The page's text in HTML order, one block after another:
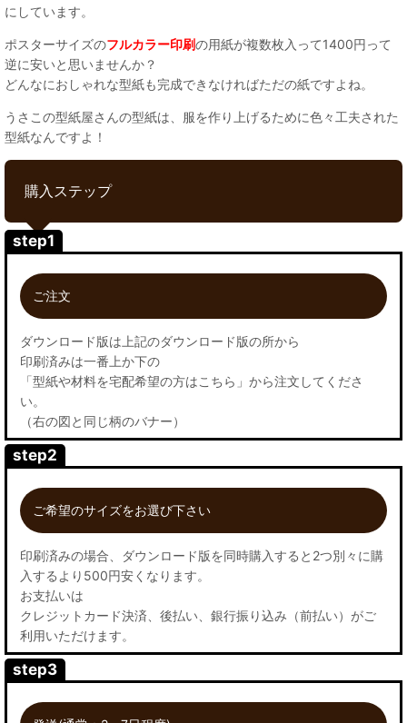
にしています。
ポスターサイズのフルカラー印刷の用紙が複数枚入って1400円って
逆に安いと思いませんか？
どんなにおしゃれな型紙も完成できなければただの紙ですよね。
うさこの型紙屋さんの型紙は、服を作り上げるために色々工夫された
型紙なんですよ！
購入ステップ
step1
ご注文
ダウンロード版は上記のダウンロード版の所から
印刷済みは一番上か下の
「型紙や材料を宅配希望の方はこちら」から注文してくださ
い。
（右の図と同じ柄のバナー）
step2
ご希望のサイズをお選び下さい
印刷済みの場合、ダウンロード版を同時購入すると2つ別々に購
入するより500円安くなります。
お支払いは
クレジットカード決済、後払い、銀行振り込み（前払い）がご
利用いただけます。
step3